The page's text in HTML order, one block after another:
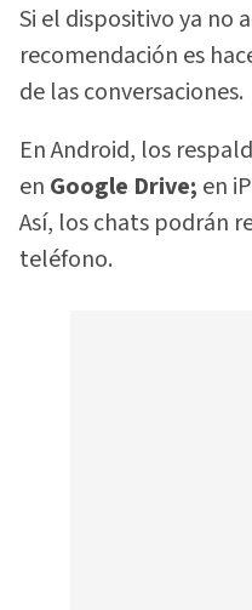
Si el dispositivo ya no
recomendación es
de las conversaciones.
En Android, los
en Google Drive; en
Así, los chats podrán
teléfono.